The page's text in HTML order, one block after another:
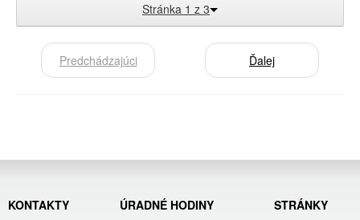
Stránka 1 z 3
Predchádzajúci Ďalej
KONTAKTY ÚRADNÉ HODINY
STRÁNKY